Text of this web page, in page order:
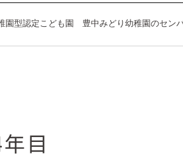
園型認定こども園 豊中みどり幼稚園のセン
目